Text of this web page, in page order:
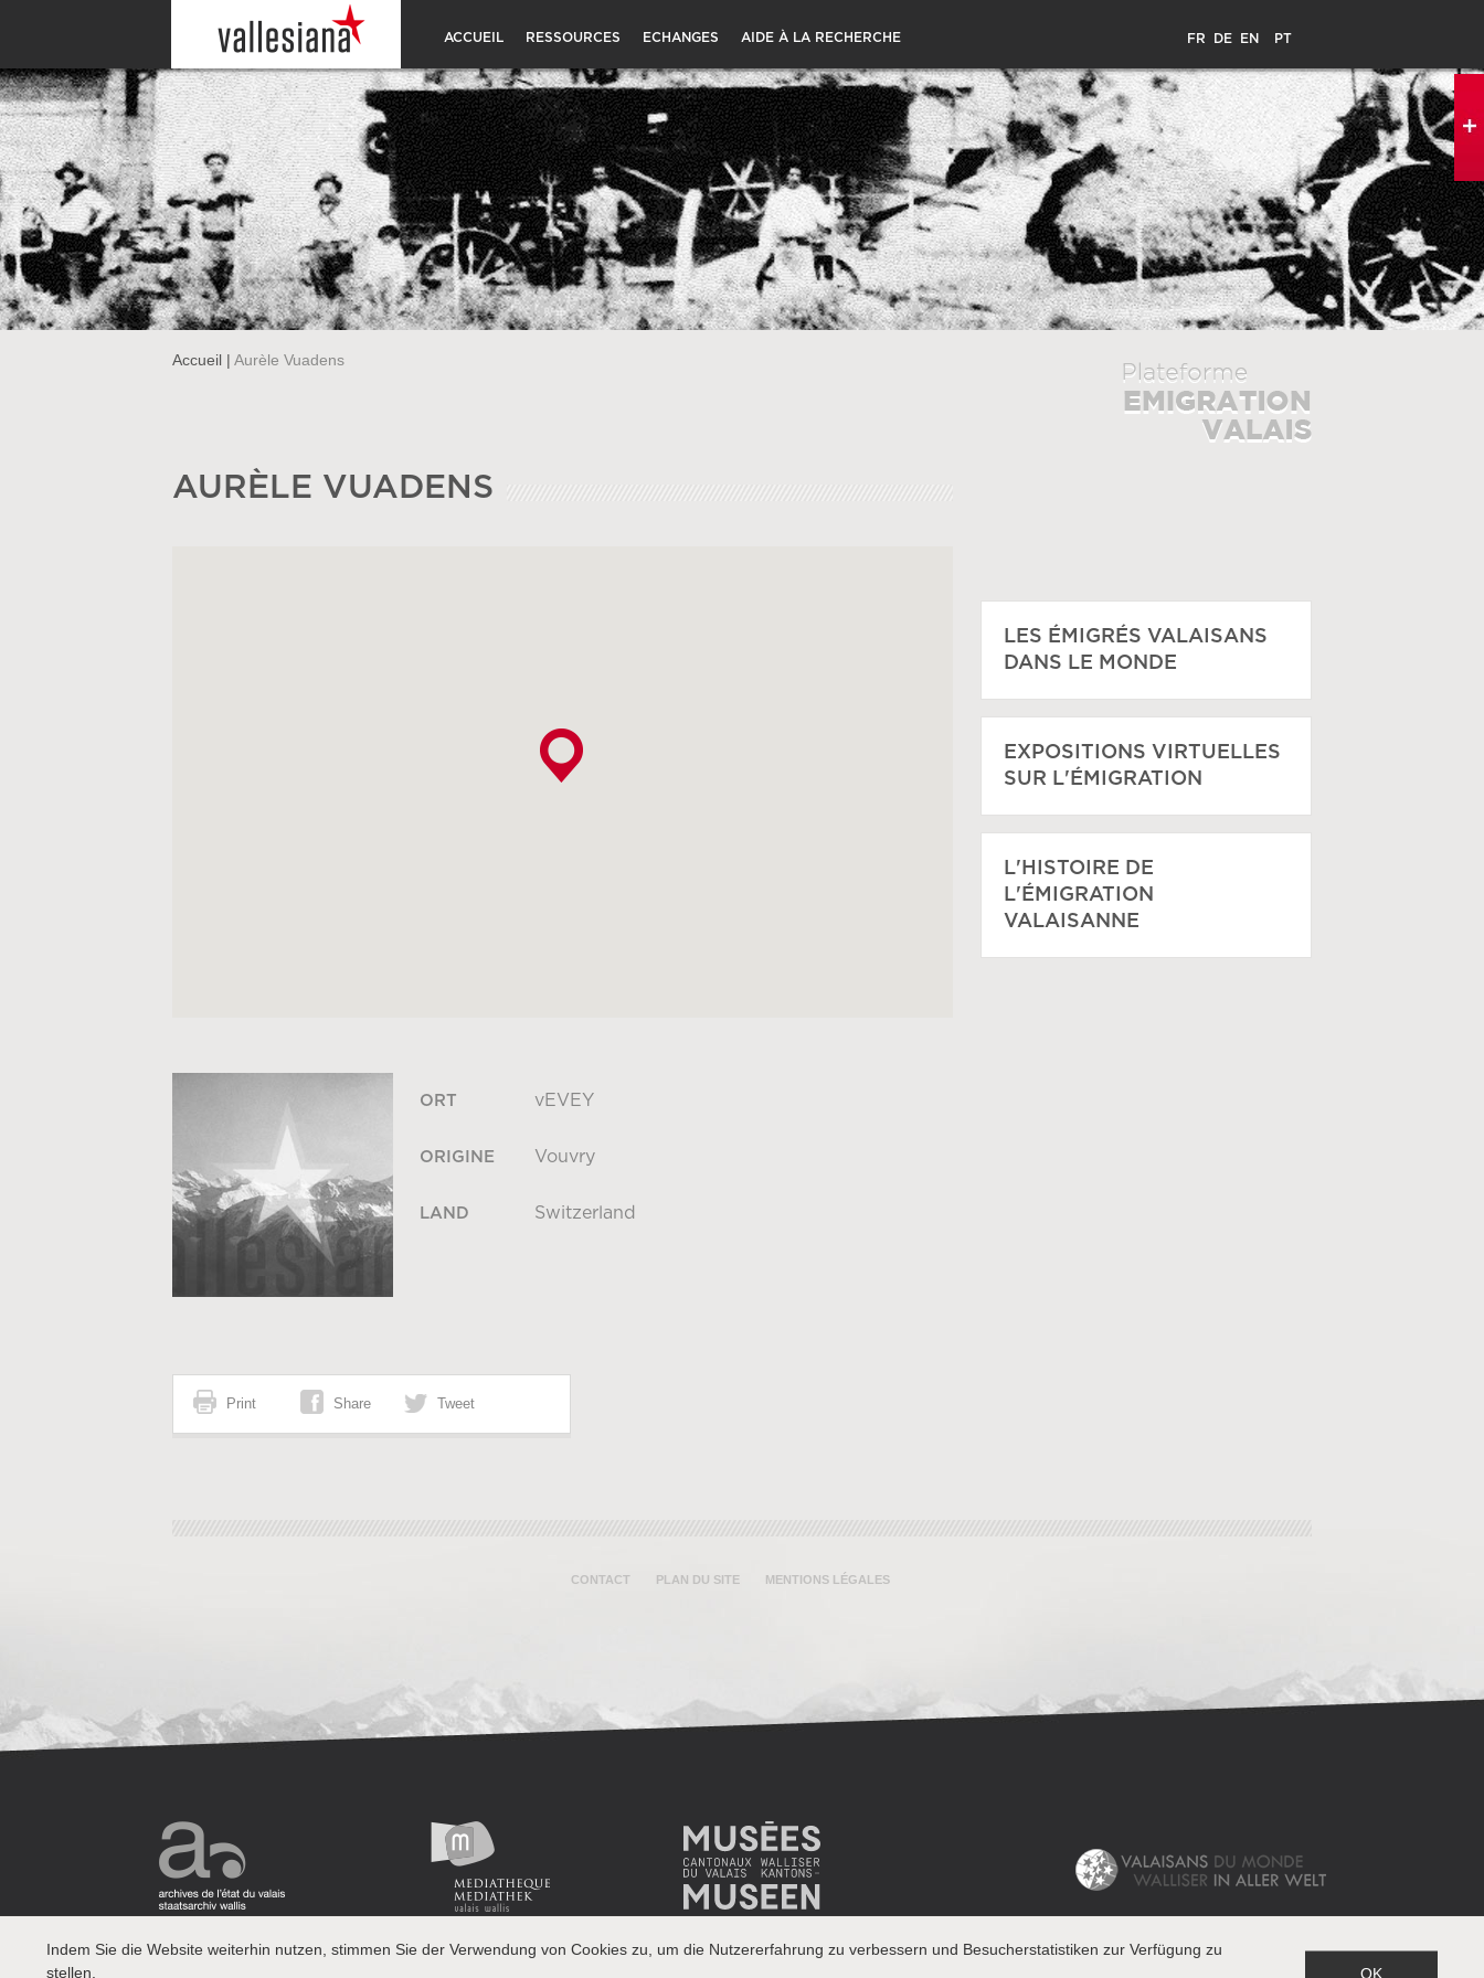
ACCUEIL RESSOURCES ECHANGES AIDE À LA RECHERCHE FR DE EN PT
Accueil| Aurèle Vuadens
AURÈLE VUADENS
ORT vEVEY
ORIGINE Vouvry
LAND Switzerland
LES ÉMIGRÉS VALAISANS
DANS LE MONDE
EXPOSITIONS VIRTUELLES
SUR L'ÉMIGRATION
L'HISTOIRE DE
L'ÉMIGRATION
VALAISANNE
Print Share Tweet
CONTACT PLAN DU SITE MENTIONS LÉGALES
Indem Sie die Website weiterhin nutzen, stimmen Sie der Verwendung von Cookies zu, um die Nutzererfahrung zu verbessern und Besucherstatistiken zur Verfügung zu
stellen.
OK